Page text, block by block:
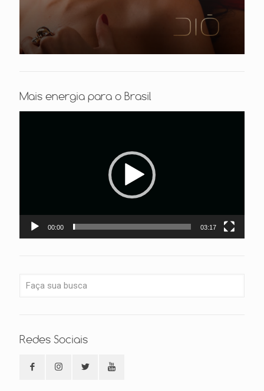
Mais energia para o Brasil
00:00 03:17
Redes Sociais